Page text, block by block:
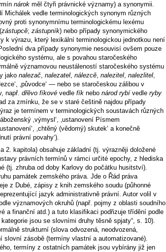
nárok měl čtyři právnické významy) a synonymii.
Michálek vedle terminologických synonym různých
proti synonymnímu terminologickému lexému
zástupcě; zástupník) nebo případy synonymického
k výrazu, který lexikální terminologickou jednotkou není
dva případy synonymie nesouvisí ovšem pouze
systému, ale s povahou staročeského
významovou neustáleností staročeského systému
jako nalezač, nalezatel, nálezcě, nalezitel, nalezlitel,
‚původce‘ — nebo se staročeskou zálibou v
např. dřěvo fíkové vedle fík nebo národ rybí vedle ryby
za zmínku, že se v staré češtině najdou případy
je termínem v terminologických soustavách různých
‚výmysl‘, ‚ustanovení Písmem
‚chtěný (vědomý) skutek‘ a konečně
právní povahy‘).
2. kapitola) obsahuje základní (tj. výrazněji doložené
právních termínů v rámci určité epochy, z hlediska
(tj. zhruba od doby Karlovy do počátku husitství).
památek zemského práva. Jde o Řád práva
z Dubé, zápisy z knih zemského soudu (půhonné
jazyk administrativně právní. Autor volil v
významových okruhů (např. pojmy z oblasti soudního
a finanční atd.) a tuto klasifikaci podřizuje třídění podle
jsou se slovními druhy těsně spjaty“, s. 10).
strukturní (slova odvozená, neodvozená,
slovní zásobě (termíny vlastní a automatizované).
termíny z ostatních památek jsou vybírány již jen